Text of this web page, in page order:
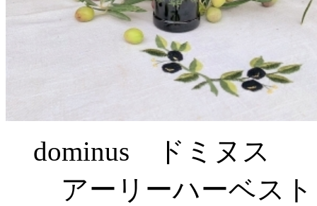
dominus ドミヌス
アーリーハーベス